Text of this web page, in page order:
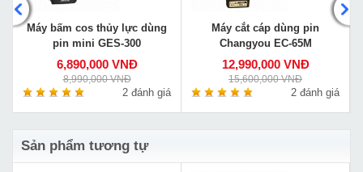
Máy bấm cos thủy lực dùng
pin mini GES-300
6,890,000 VNĐ
8,990,000 VNĐ
2 đánh giá
Máy cắt cáp dùng pin
Changyou EC-65M
12,990,000 VNĐ
15,600,000 VNĐ
2 đánh giá
Sản phẩm tương tự